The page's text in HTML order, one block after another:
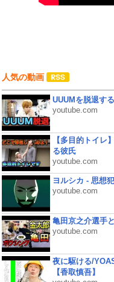
人気の動画
UUUMを脱退す
youtube.com
【多目的トイレ
る彼氏
youtube.com
ヨルシカ - 思想
youtube.com
亀田京之介選手
youtube.com
夜に駆ける/
【香取慎吾】